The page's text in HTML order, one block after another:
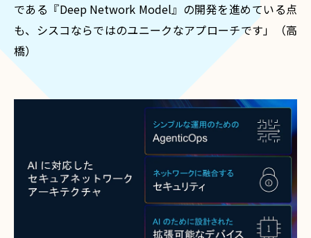
である『Deep Network Model』の開発を進めている点
も、シスコならではのユニークなアプローチです」（高
橋）